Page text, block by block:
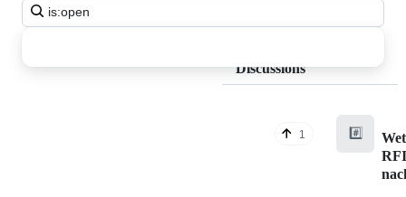
Search
all
Discussions
1 #️⃣